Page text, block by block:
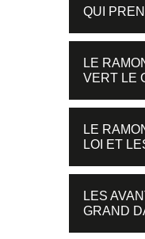
QUI
LE
VERT LE
LE
LOI ET
LES
GRAND